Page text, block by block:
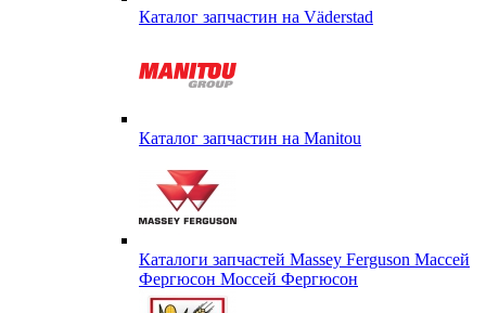
Каталог запчастин на Väderstad
Каталог запчастин на Маnitou
Каталоги запчастей Massey Ferguson Массей
Фергюсон Моссей Фергюсон